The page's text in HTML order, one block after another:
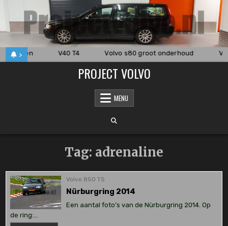
content
> V40 T4 Volvo s80 groot onderhoud
PROJECT VOLVO
MENU
Tag: adrenaline
Volvo 850 T5
Nürburgring 2014
Een aantal foto’s van de Nürburgring 2014. Op
de ring:…